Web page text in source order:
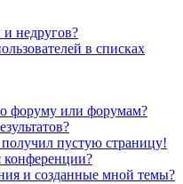
и недругов?
в списках
форуму или форумам?
получил пустую страницу!
конференции?
и созданные мной темы?